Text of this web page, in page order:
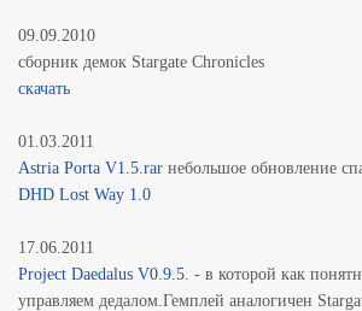
09.09.2010
сборник демок Stargate Chronicles
скачать
01.03.2011
Astria Porta V1.5.rar небольшое обновление
DHD Lost Way 1.0
17.06.2011
Project Daedalus V0.9.5. - в которой как
управляем дедалом.Гемплей аналогичен